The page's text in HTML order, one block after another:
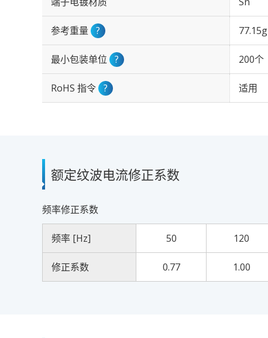
参考重量 ? 77.15g
最小包装单位 ? 200个
RoHS 指令 ? 适用
额定纹波电流修正系数
频率修正系数
频率 [Hz] 50 120
修正系数 0.77 1.00